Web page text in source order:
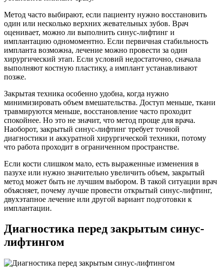
Метод часто выбирают, если пациенту нужно восстановить
один или несколько верхних жевательных зубов. Врач
оценивает, можно ли выполнить синус-лифтинг и
имплантацию одномоментно. Если первичная стабильность
импланта возможна, лечение можно провести за один
хирургический этап. Если условий недостаточно, сначала
выполняют костную пластику, а имплант устанавливают
позже.
Закрытая техника особенно удобна, когда нужно
минимизировать объем вмешательства. Доступ меньше, ткани
травмируются меньше, восстановление часто проходит
спокойнее. Но это не значит, что метод проще для врача.
Наоборот, закрытый синус-лифтинг требует точной
диагностики и аккуратной хирургической техники, потому
что работа проходит в ограниченном пространстве.
Если кости слишком мало, есть выраженные изменения в
пазухе или нужно значительно увеличить объем, закрытый
метод может быть не лучшим выбором. В такой ситуации врач
объясняет, почему лучше провести открытый синус-лифтинг,
двухэтапное лечение или другой вариант подготовки к
имплантации.
Диагностика перед закрытым синус-
лифтингом